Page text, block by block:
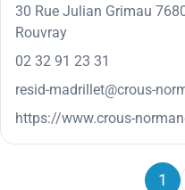
30 Rue Julian Grimau
Rouvray
02 32 91 23 31
resid-madrillet@crous-
https://www.crous-
1